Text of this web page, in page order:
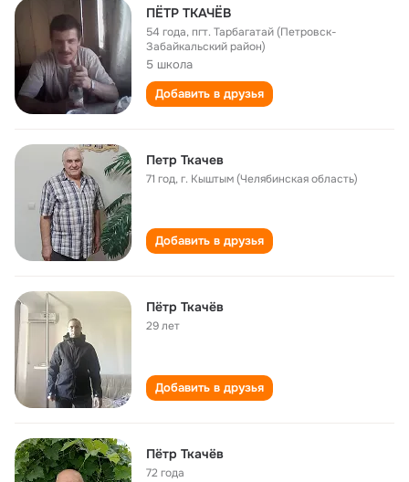
ПЁТР ТКАЧЁВ
54 года,пгт. Тарбагатай (Петровск-
Забайкальский район)
5 школа
Добавить в друзья
Петр Ткачев
71 год,г. Кыштым (Челябинская область)
Добавить в друзья
Пётр Ткачёв
29 лет
Добавить в друзья
Пётр Ткачёв
72 года